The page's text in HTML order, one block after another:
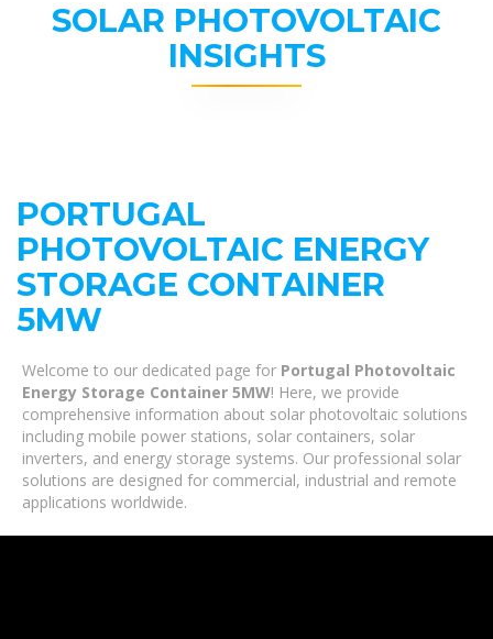
SOLAR PHOTOVOLTAIC
INSIGHTS
PORTUGAL
PHOTOVOLTAIC ENERGY
STORAGE CONTAINER
5MW
Welcome to our dedicated page for Portugal Photovoltaic
Energy Storage Container 5MW! Here, we provide
comprehensive information about solar photovoltaic solutions
including mobile power stations, solar containers, solar
inverters, and energy storage systems. Our professional solar
solutions are designed for commercial, industrial and remote
applications worldwide.